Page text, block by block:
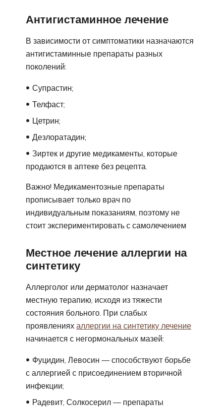
Антигистаминное лечение
В зависимости от симптоматики назначаются
антигистаминные препараты разных
поколений:
Супрастин;
Телфаст;
Цетрин;
Дезлоратадин;
Зиртек и другие медикаменты, которые
продаются в аптеке без рецепта.
Важно! Медикаментозные препараты
прописывает только врач по
индивидуальным показаниям, поэтому не
стоит экспериментировать с самолечением
Местное лечение аллергии на
синтетику
Аллерголог или дерматолог назначает
местную терапию, исходя из тяжести
состояния больного. При слабых
проявлениях аллергии на синтетику лечение
начинается с негормональных мазей:
Фуцидин, Левосин — способствуют борьбе
с аллергией с присоединением вторичной
инфекции;
Радевит, Солкосерил — препараты